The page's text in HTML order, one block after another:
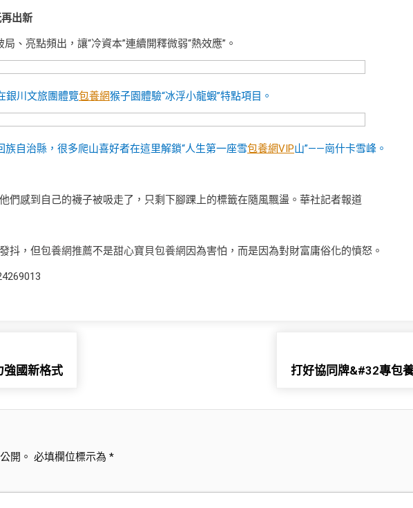
出新
、亮點頻出，讓“冷資本”連續開釋微弱“熱效應”。
銀川文旅團體覽包養網猴子園體驗“冰浮小龍蝦”特點項目。
自治縣，很多爬山喜好者在這里解鎖“人生第一座雪包養網VIP山”——崗什卡雪峰。
們感到自己的襪子被吸走了，只剩下腳踝上的標籤在隨風飄盪。華社記者報道
抖，但包養網推薦不是甜心寶貝包養網 因為害怕，而是因為對財富庸俗化的憤怒。
強國新格式
打好協同牌&#32專包
開。 必填欄位標示為 *